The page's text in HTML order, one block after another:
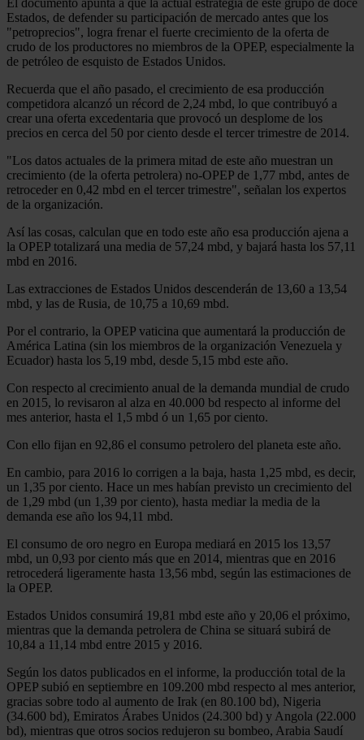
Estados, de defender su participación de mercado antes que los
"petroprecios", logra frenar el fuerte crecimiento de la oferta de
crudo de los productores no miembros de la OPEP, especialmente la
de petróleo de esquisto de Estados Unidos.
Recuerda que el año pasado, el crecimiento de esa producción
competidora alcanzó un récord de 2,24 mbd, lo que contribuyó a
crear una oferta excedentaria que provocó un desplome de los
precios en cerca del 50 por ciento desde el tercer trimestre de 2014.
"Los datos actuales de la primera mitad de este año muestran un
crecimiento (de la oferta petrolera) no-OPEP de 1,77 mbd, antes de
retroceder en 0,42 mbd en el tercer trimestre", señalan los expertos
de la organización.
Así las cosas, calculan que en todo este año esa producción ajena a
la OPEP totalizará una media de 57,24 mbd, y bajará hasta los 57,11
mbd en 2016.
Las extracciones de Estados Unidos descenderán de 13,60 a 13,54
mbd, y las de Rusia, de 10,75 a 10,69 mbd.
Por el contrario, la OPEP vaticina que aumentará la producción de
América Latina (sin los miembros de la organización Venezuela y
Ecuador) hasta los 5,19 mbd, desde 5,15 mbd este año.
Con respecto al crecimiento anual de la demanda mundial de crudo
en 2015, lo revisaron al alza en 40.000 bd respecto al informe del
mes anterior, hasta el 1,5 mbd ó un 1,65 por ciento.
Con ello fijan en 92,86 el consumo petrolero del planeta este año.
En cambio, para 2016 lo corrigen a la baja, hasta 1,25 mbd, es decir,
un 1,35 por ciento. Hace un mes habían previsto un crecimiento del
de 1,29 mbd (un 1,39 por ciento), hasta mediar la media de la
demanda ese año los 94,11 mbd.
El consumo de oro negro en Europa mediará en 2015 los 13,57
mbd, un 0,93 por ciento más que en 2014, mientras que en 2016
retrocederá ligeramente hasta 13,56 mbd, según las estimaciones de
la OPEP.
Estados Unidos consumirá 19,81 mbd este año y 20,06 el próximo,
mientras que la demanda petrolera de China se situará subirá de
10,84 a 11,14 mbd entre 2015 y 2016.
Según los datos publicados en el informe, la producción total de la
OPEP subió en septiembre en 109.200 mbd respecto al mes anterior,
gracias sobre todo al aumento de Irak (en 80.100 bd), Nigeria
(34.600 bd), Emiratos Árabes Unidos (24.300 bd) y Angola (22.000
bd), mientras que otros socios redujeron su bombeo, Arabia Saudí